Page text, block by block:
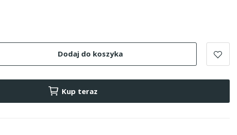
Dodaj do koszyka
Kup teraz